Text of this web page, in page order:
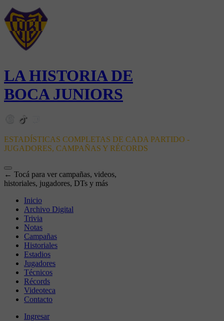
LA HISTORIA DE
BOCA JUNIORS
ESTADÍSTICAS COMPLETAS DE CADA PARTIDO -
JUGADORES, CAMPAÑAS Y RÉCORDS
← Tocá para ver campañas, videos,
historiales, jugadores, DTs y más
Inicio
Archivo Digital
Trivia
Notas
Campañas
Historiales
Estadios
Jugadores
Técnicos
Récords
Videoteca
Contacto
Ingresar